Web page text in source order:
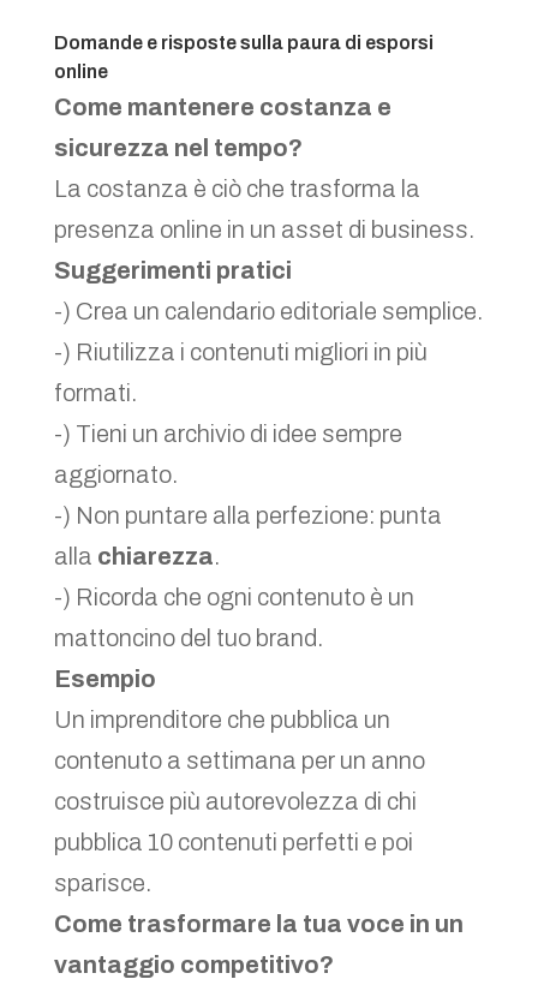
Domande e risposte sulla paura di esporsi
online
Come mantenere costanza e
sicurezza nel tempo?
La costanza è ciò che trasforma la
presenza online in un asset di business.
Suggerimenti pratici
-) Crea un calendario editoriale semplice.
-) Riutilizza i contenuti migliori in più
formati.
-) Tieni un archivio di idee sempre
aggiornato.
-) Non puntare alla perfezione: punta
alla chiarezza.
-) Ricorda che ogni contenuto è un
mattoncino del tuo brand.
Esempio
Un imprenditore che pubblica un
contenuto a settimana per un anno
costruisce più autorevolezza di chi
pubblica 10 contenuti perfetti e poi
sparisce.
Come trasformare la tua voce in un
vantaggio competitivo?